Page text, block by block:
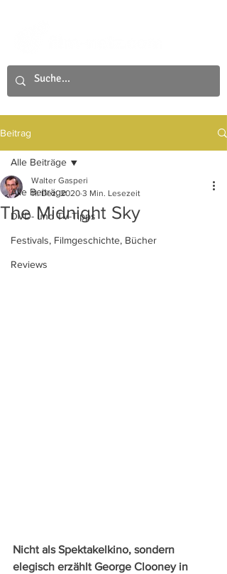
Beitrag
Alle Beiträge
DVD- und TV-Tipps
Festivals, Filmgeschichte, Bücher
Reviews
Alle Beiträge
The Midnight Sky
Walter Gasperi
11. Dez. 2020 3 Min. Lesezeit
Nicht als Spektakelkino, sondern
elegisch erzählt George Clooney in